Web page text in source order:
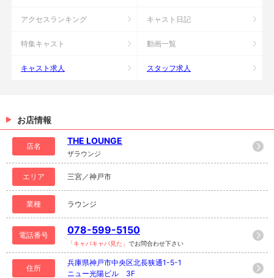
アクセスランキング キャスト日記
特集キャスト 動画一覧
キャスト求人 スタッフ求人
お店情報
店名
THE LOUNGE
ザラウンジ
エリア 三宮／神戸市
業種 ラウンジ
電話番号 078-599-5150
「キャバキャバ見た」 でお問合わせ下さい
住所
兵庫県神戸市中央区北長狭通1-5-1
ニュー光陽ビル 3F